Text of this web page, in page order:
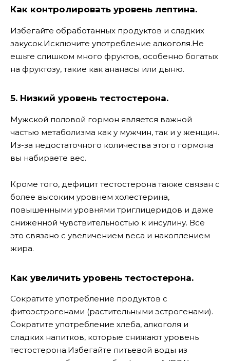
Как контролировать уровень лептина.
Избегайте обработанных продуктов и сладких
закусок.Исключите употребление алкоголя.Не
ешьте слишком много фруктов, особенно богатых
на фруктозу, такие как ананасы или дыню.
5. Низкий уровень тестостерона.
Мужской половой гормон является важной
частью метаболизма как у мужчин, так и у женщин.
Из-за недостаточного количества этого гормона
вы набираете вес.
Кроме того, дефицит тестостерона также связан с
более высоким уровнем холестерина,
повышенными уровнями триглицеридов и даже
сниженной чувствительностью к инсулину. Все
это связано с увеличением веса и накоплением
жира.
Как увеличить уровень тестостерона.
Сократите употребление продуктов с
фитоэстрогенами (растительными эстрогенами).
Сократите употребление хлеба, алкоголя и
сладких напитков, которые снижают уровень
тестостерона.Избегайте питьевой воды из